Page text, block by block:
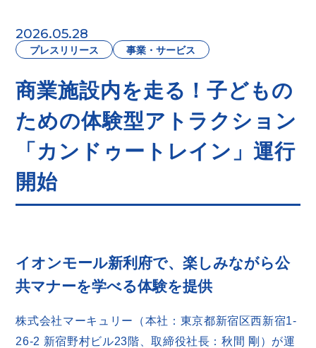
2026.05.28
プレスリリース 事業・サービス
商業施設内を走る！子どもの
ための体験型アトラクション
「カンドゥートレイン」運行
開始
イオンモール新利府で、楽しみながら公
共マナーを学べる体験を提供
株式会社マーキュリー（本社：東京都新宿区西新宿1-
26-2 新宿野村ビル23階、取締役社長：秋間 剛）が運